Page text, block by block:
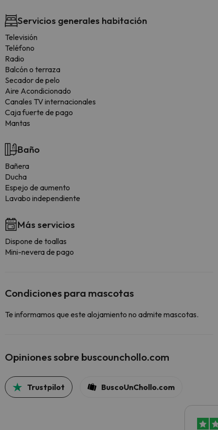
Servicios generales habitación
Televisión
Teléfono
Radio
Balcón o terraza
Secador de pelo
Aire Acondicionado
Canales TV internacionales
Caja fuerte de pago
Mantas
Baño
Bañera
Ducha
Espejo de aumento
Lavabo independiente
Más servicios
Dispone de toallas
Mini-nevera de pago
Condiciones para mascotas
Te informamos que este alojamiento no admite mascotas.
Opiniones sobre buscounchollo.com
Trustpilot BuscoUnChollo.com